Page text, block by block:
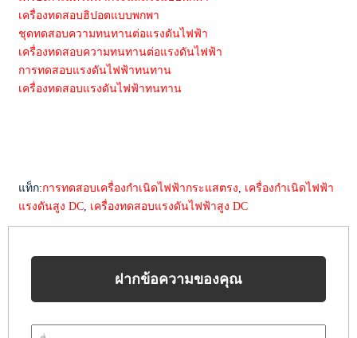
เครื่องทดสอบฮิปอตแบบพกพา
ชุดทดสอบความทนทานต่อแรงดันไฟฟ้า
เครื่องทดสอบความทนทานต่อแรงดันไฟฟ้า
การทดสอบแรงดันไฟฟ้าทนทาน
เครื่องทดสอบแรงดันไฟฟ้าทนทาน
แท็ก:การทดสอบเครื่องกำเนิดไฟฟ้ากระแสตรง, เครื่องกำเนิดไฟฟ้า
แรงดันสูง DC, เครื่องทดสอบแรงดันไฟฟ้าสูง DC
ฝากข้อความของคุณ